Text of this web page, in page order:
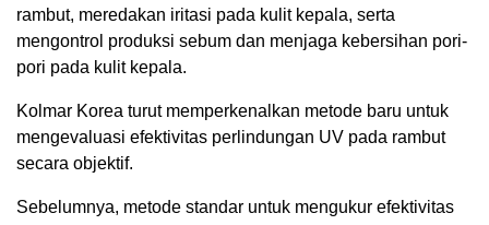
rambut, meredakan iritasi pada kulit kepala, serta
mengontrol produksi sebum dan menjaga kebersihan pori-
pori pada kulit kepala.
Kolmar Korea turut memperkenalkan metode baru untuk
mengevaluasi efektivitas perlindungan UV pada rambut
secara objektif.
Sebelumnya, metode standar untuk mengukur efektivitas